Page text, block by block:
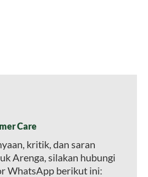
Care
kritik, dan saran
Arenga, silakan hubungi
WhatsApp berikut ini: